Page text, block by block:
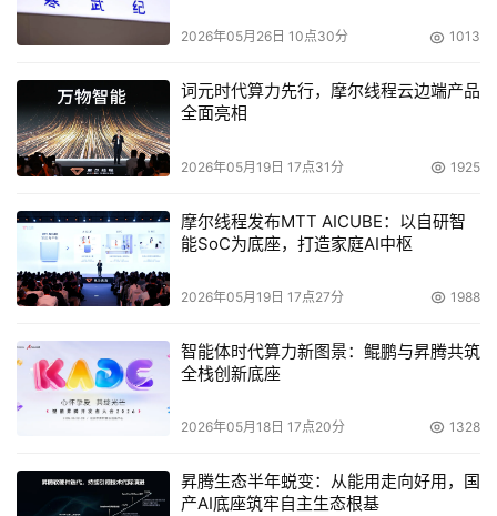
2026年05月26日 10点30分 1013
词元时代算力先行，摩尔线程云边端产品
全面亮相
2026年05月19日 17点31分 1925
摩尔线程发布MTT AICUBE：以自研智
能SoC为底座，打造家庭AI中枢
2026年05月19日 17点27分 1988
智能体时代算力新图景：鲲鹏与昇腾共筑
全栈创新底座
2026年05月18日 17点20分 1328
昇腾生态半年蜕变：从能用走向好用，国
产AI底座筑牢自主生态根基